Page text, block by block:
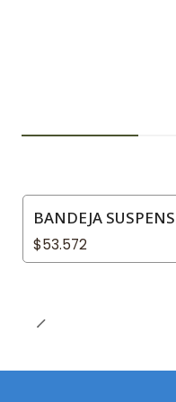
BANDEJA
$53.572